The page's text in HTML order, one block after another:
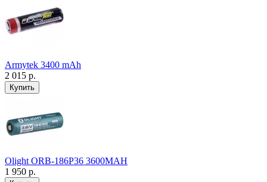
Armytek 3400 mAh
2 015 р.
Olight ORB-186P36 3600MAH
1 950 р.